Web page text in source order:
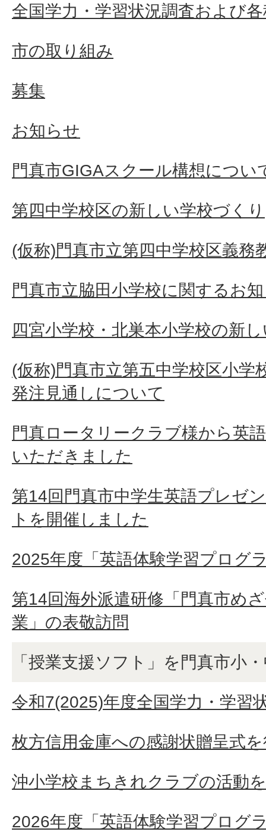
全国学力・学習状況調査および
市の取り組み
募集
お知らせ
門真市GIGAスクール構想につい
第四中学校区の新しい学校づくり
(仮称)門真市立第四中学校区義務
門真市立脇田小学校に関するお
四宮小学校・北巣本小学校の新
(仮称)門真市立第五中学校区小学
発注見通しについて
門真ロータリークラブ様から英
いただきました
第14回門真市中学生英語プレゼ
トを開催しました
2025年度「英語体験学習プログ
第14回海外派遣研修「門真市め
業」の表敬訪問
「授業支援ソフト」を門真市小
令和7(2025)年度全国学力・学習
枚方信用金庫への感謝状贈呈式
沖小学校まちきれクラブの活動
2026年度「英語体験学習プログ